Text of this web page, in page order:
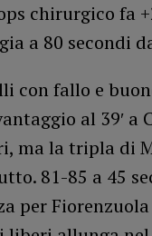
chirurgico fa
a 80 secondi
con fallo e
al 39′ a
ma la tripla di
81-85 a 45
per